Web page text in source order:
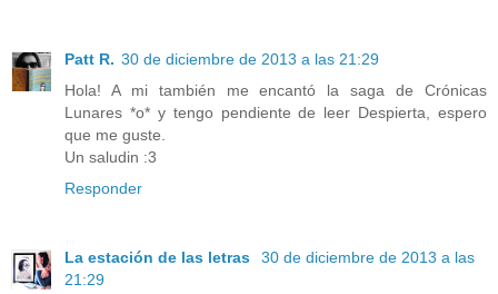
Patt R. 30 de diciembre de 2013 a las 21:29
Hola! A mi también me encantó la saga de Crónicas
Lunares *o* y tengo pendiente de leer Despierta, espero
que me guste.
Un saludin :3
Responder
La estación de las letras
30 de diciembre de 2013 a las
21:29